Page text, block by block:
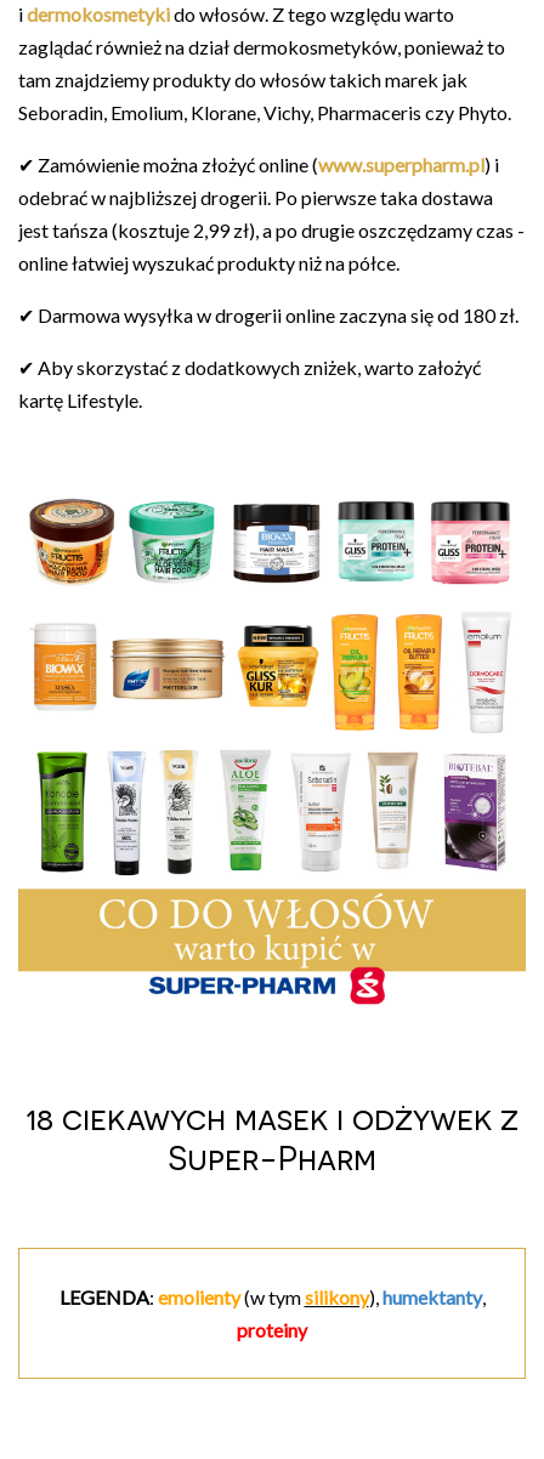
idermokosmetykido włosów. Z tego względu warto
zaglądać również na dział dermokosmetyków, ponieważ to
tam znajdziemy produkty do włosów takich marek jak
Seboradin, Emolium, Klorane, Vichy, Pharmaceris czy Phyto.
✔ Zamówienie można złożyć online (www.superpharm.pl) i
odebrać w najbliższej drogerii. Po pierwsze taka dostawa
jest tańsza (kosztuje 2,99 zł), a po drugie oszczędzamy czas -
online łatwiej wyszukać produkty niż na półce.
✔ Darmowa wysyłka w drogerii online zaczyna się od 180 zł.
✔ Aby skorzystać z dodatkowych zniżek, warto założyć
kartę Lifestyle.
18 ciekawych masek i odżywek z
Super-Pharm
LEGENDA: emolienty(w tymsilikony),humektanty,
proteiny